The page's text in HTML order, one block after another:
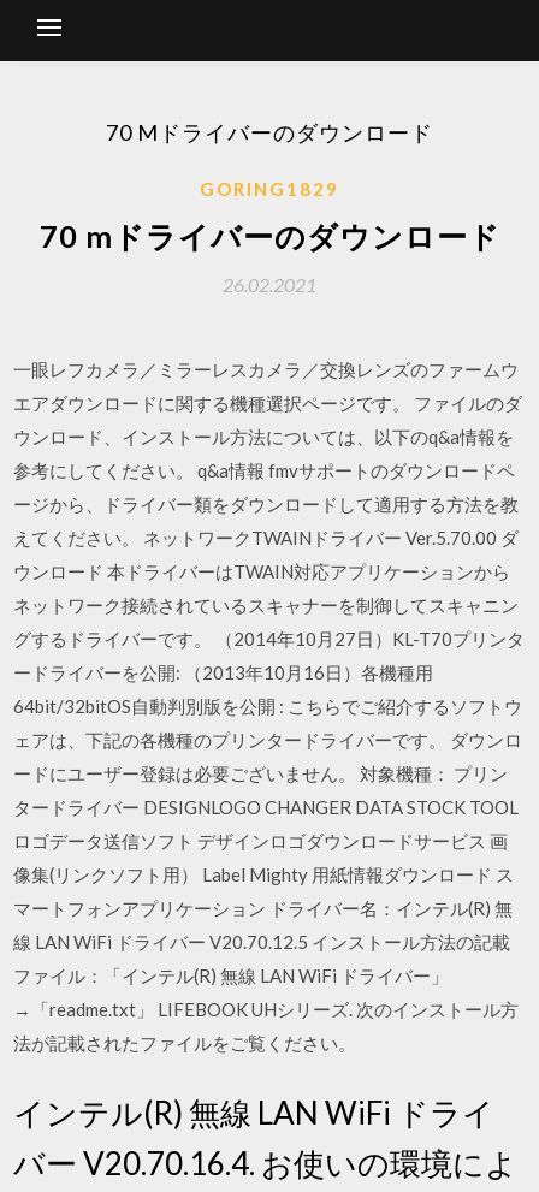
70 Mドライバーのダウンロード
GORING1829
70 mドライバーのダウンロード
26.02.2021
一眼レフカメラ／ミラーレスカメラ／交換レンズのファームウ
エアダウンロードに関する機種選択ページです。 ファイルのダ
ウンロード、インストール方法については、以下のq&a情報を
参考にしてください。 q&a情報 fmvサポートのダウンロードペ
ージから、ドライバー類をダウンロードして適用する方法を教
えてください。 ネットワークTWAINドライバー Ver.5.70.00 ダ
ウンロード 本ドライバーはTWAIN対応アプリケーションから
ネットワーク接続されているスキャナーを制御してスキャニン
グするドライバーです。 （2014年10月27日）KL-T70プリンタ
ードライバーを公開: （2013年10月16日）各機種用
64bit/32bitOS自動判別版を公開 : こちらでご紹介するソフトウ
ェアは、下記の各機種のプリンタードライバーです。 ダウンロ
ードにユーザー登録は必要ございません。 対象機種： プリン
タードライバー DESIGNLOGO CHANGER DATA STOCK TOOL
ロゴデータ送信ソフト デザインロゴダウンロードサービス 画
像集(リンクソフト用） Label Mighty 用紙情報ダウンロード ス
マートフォンアプリケーション ドライバー名：インテル(R) 無
線 LAN WiFi ドライバー V20.70.12.5 インストール方法の記載
ファイル：「インテル(R) 無線 LAN WiFi ドライバー」
→「readme.txt」 LIFEBOOK UHシリーズ. 次のインストール方
法が記載されたファイルをご覧ください。
インテル(R) 無線 LAN WiFi ドライ
バー V20.70.16.4. お使いの環境によ